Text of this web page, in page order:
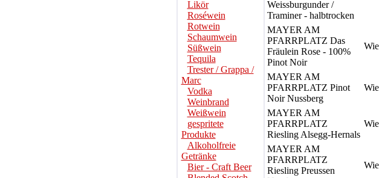
Likör
Roséwein
Rotwein
Schaumwein
Süßwein
Tequila
Trester / Grappa /
Marc
Vodka
Weinbrand
Weißwein
gespritete
Produkte
Alkoholfreie
Getränke
Bier - Craft Beer
Weissburgunder /
Traminer - halbtrocken
MAYER AM
PFARRPLATZ Das
Fräulein Rose - 100%
Pinot Noir
MAYER AM
PFARRPLATZ Pinot
Noir Nussberg
MAYER AM
PFARRPLATZ
Riesling Alsegg-Hernals
MAYER AM
PFARRPLATZ
Riesling Preussen